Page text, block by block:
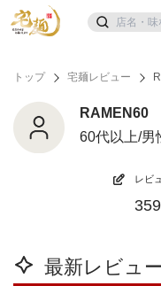
トップ 宅麺レビュー
RAMEN60
60代以上/男
レビ
359
最新レビュ